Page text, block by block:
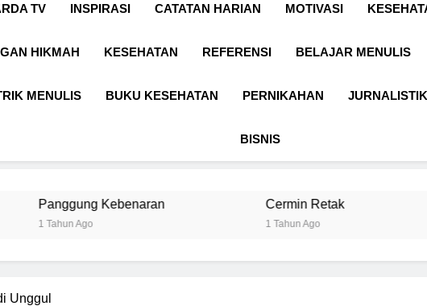
TV INSPIRASI CATATAN HARIAN MOTIVASI
HIKMAH KESEHATAN REFERENSI BELAJAR MENULIS
MENULIS BUKU KESEHATAN PERNIKAHAN JURNALISTIK
BISNIS
Kebenaran
Unggul